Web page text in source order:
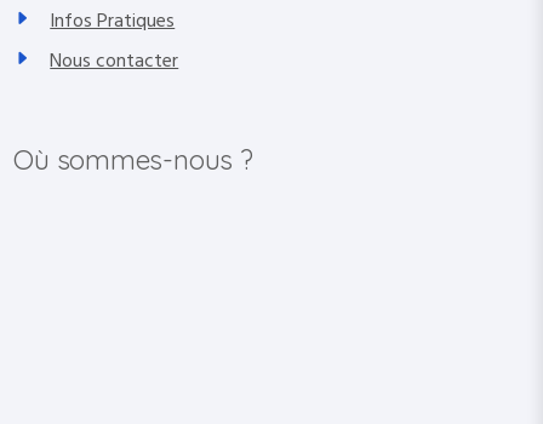
Infos Pratiques
Nous contacter
Où sommes-nous ?